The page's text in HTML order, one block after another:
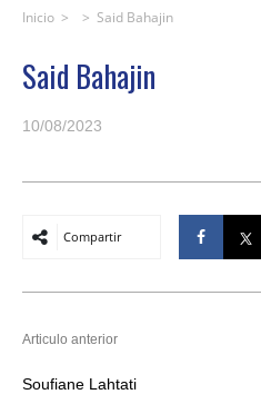
Inicio > > Said Bahajin
Said Bahajin
10/08/2023
Compartir
Articulo anterior
Soufiane Lahtati